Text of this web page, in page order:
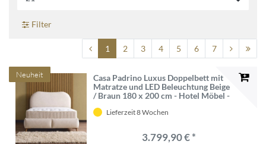
Filter
1 2 3 4 5 6 7
Neuheit
Casa Padrino Luxus Doppelbett mit
Matratze und LED Beleuchtung Beige
/ Braun 180 x 200 cm - Hotel Möbel -
Lieferzeit 8 Wochen
3.799,90 € *